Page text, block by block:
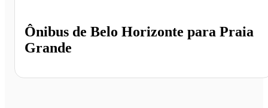
Ônibus de Belo Horizonte para Praia
Grande